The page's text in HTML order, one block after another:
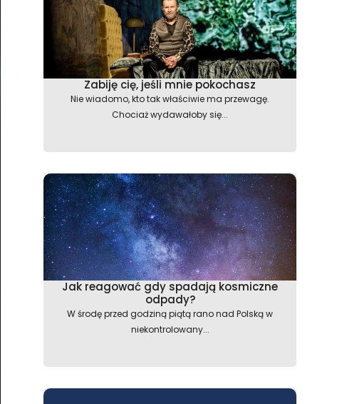
Zabiję cię, jeśli mnie pokochasz
Nie wiadomo, kto tak właściwie ma przewagę.
Chociaż wydawałoby się...
Jak reagować gdy spadają kosmiczne
odpady?
W środę przed godziną piątą rano nad Polską w
niekontrolowany...